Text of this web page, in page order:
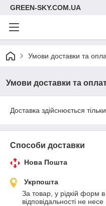
GREEN-SKY.COM.UA
Умови доставки та
Умови доставки та
Доставка здійснюється
Способи доставки
Нова Пошта
Укрпошта
За товар, у рідкій форм
відповідальності не несе .